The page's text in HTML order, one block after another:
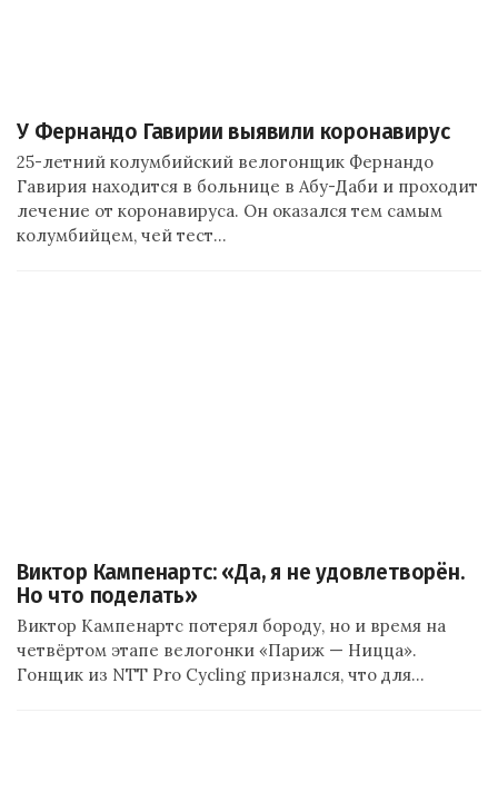
У Фернандо Гавирии выявили коронавирус
25-летний колумбийский велогонщик Фернандо
Гавирия находится в больнице в Абу-Даби и проходит
лечение от коронавируса. Он оказался тем самым
колумбийцем, чей тест…
Виктор Кампенартс: «Да, я не удовлетворён.
Но что поделать»
Виктор Кампенартс потерял бороду, но и время на
четвёртом этапе велогонки «Париж — Ницца».
Гонщик из NTT Pro Cycling признался, что для…